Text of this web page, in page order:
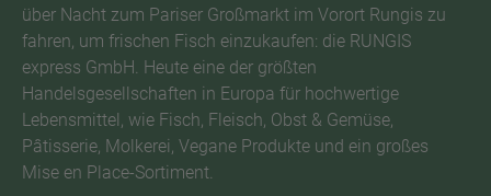
über Nacht zum Pariser Großmarkt im Vorort Rungis zu
fahren, um frischen Fisch einzukaufen: die RUNGIS
express GmbH. Heute eine der größten
Handelsgesellschaften in Europa für hochwertige
Lebensmittel, wie Fisch, Fleisch, Obst & Gemüse,
Pâtisserie, Molkerei, Vegane Produkte und ein großes
Mise en Place-Sortiment.